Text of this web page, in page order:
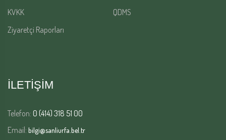
KVKK
QDMS
Ziyaretçi Raporları
İLETİŞİM
Telefon: 0 (414) 318 51 00
Email: bilgi@sanliurfa.bel.tr